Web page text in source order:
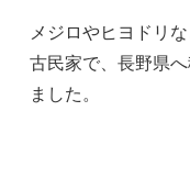
メジロやヒヨドリ
古民家で、長野県
ました。